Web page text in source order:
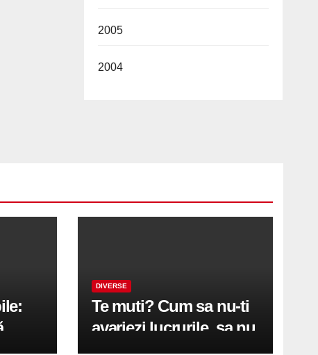
2005
2004
DIVERSE
Te muti? Cum sa nu-ti
avariezi lucrurile, sa nu
zgarii podeaua sau sa